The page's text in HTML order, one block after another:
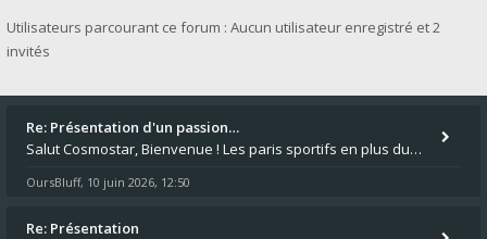
Utilisateurs parcourant ce forum : Aucun utilisateur enregistré et 2
invités
Re: Présentation d'un passion…
Salut Cosmostar, Bienvenue ! Les paris sportifs en plus du poker, c'est ce que je fais aussi. Surtout la NBA, je mise su
OursBluff, 10 juin 2026, 12:50
Re: Présentation